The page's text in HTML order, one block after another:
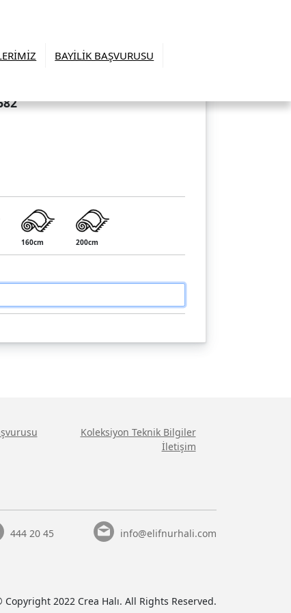
BAYİLİK BAŞVURUSU
160cm 200cm
Koleksiyon Teknik Bilgiler
İletişim
444 20 45 info@elifnurhali.com
Copyright 2022 Crea Halı. All Rights Reserved.